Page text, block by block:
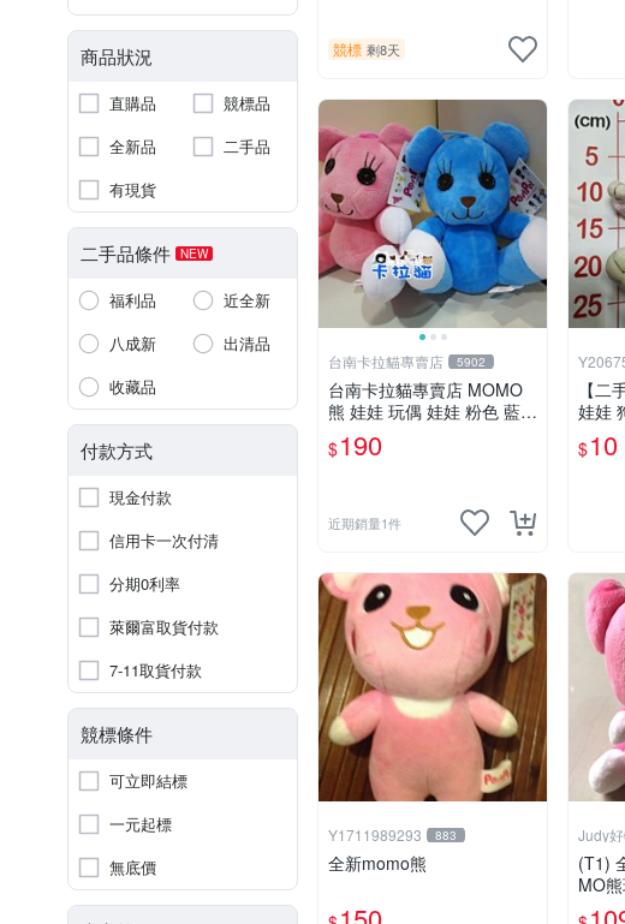
商品狀況
直購品
競標品
全新品
二手品
有現貨
二手品條件 NEW
福利品
近全新
八成新
出清品
收藏品
付款方式
現金付款
信用卡一次付清
分期0利率
萊爾富取貨付款
7-11取貨付款
競標條件
可立即結標
一元起標
無底價
競標 剩8天
台南卡拉貓專賣店 5902
台南卡拉貓專賣店 MOMO
熊 娃娃 玩偶 娃娃 粉色 藍色
2色分售
$190
近期銷量1件
【二
娃娃
列
熊寵
$10
Y1711989293 883
全新momo熊
Judy
(T1)
MO